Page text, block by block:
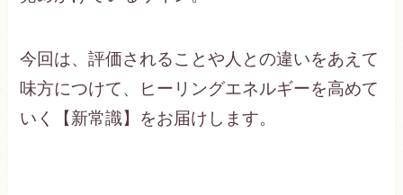
今回は、評価されることや人との違いをあえて
味方につけて、ヒーリングエネルギーを高めて
いく【新常識】をお届けします。